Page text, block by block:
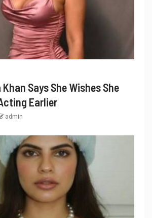
Says She Wishes She
Earlier
admin